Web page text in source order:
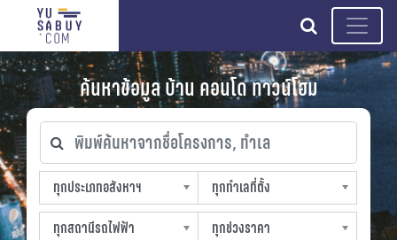
search
ค้นหาข้อมูล บ้าน คอนโด ทาวน์โฮม
พิมพ์ค้นหาจากชื่อโครงการ, ทำเล
ทุกประเภทอสังหาฯ
ทุกประเภทอสังหาฯ
sproperty
ทุกทำเลที่ตั้ง
ทุกทำเลที่ตั้ง
slocation
ทุกสถานีรถไฟฟ้า
ทุกสถานีรถไฟฟ้า
ทุกช่วงราคา
ทุกช่วงราคา